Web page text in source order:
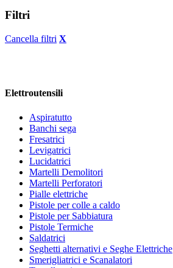
Filtri
Cancella filtri X
Elettroutensili
Aspiratutto
Banchi sega
Fresatrici
Levigatrici
Lucidatrici
Martelli Demolitori
Martelli Perforatori
Pialle elettriche
Pistole per colle a caldo
Pistole per Sabbiatura
Pistole Termiche
Saldatrici
Seghetti alternativi e Seghe Elettriche
Smerigliatrici e Scanalatori